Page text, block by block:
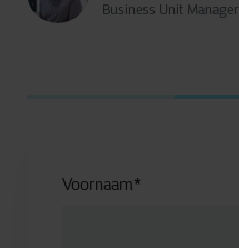
Business Unit Manager
Voornaam*